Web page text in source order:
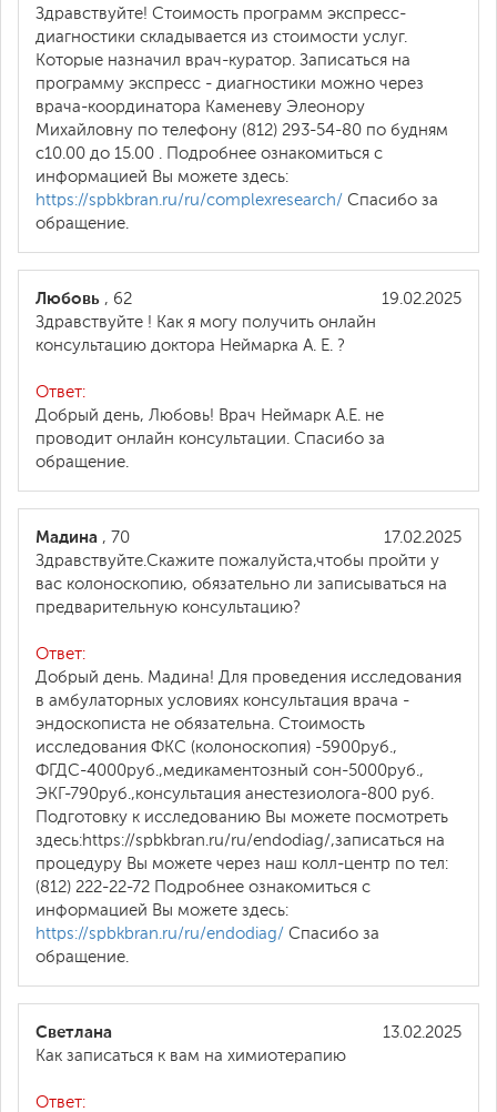
Здравствуйте! Стоимость программ экспресс-
диагностики складывается из стоимости услуг.
Которые назначил врач-куратор. Записаться на
программу экспресс - диагностики можно через
врача-координатора Каменеву Элеонору
Михайловну по телефону (812) 293-54-80 по будням
с10.00 до 15.00 . Подробнее ознакомиться с
информацией Вы можете здесь:
https://spbkbran.ru/ru/complexresearch/ Спасибо за
обращение.
19.02.2025
Любовь , 62
Здравствуйте ! Как я могу получить онлайн
консультацию доктора Неймарка А. Е. ?
Ответ:
Добрый день, Любовь! Врач Неймарк А.Е. не
проводит онлайн консультации. Спасибо за
обращение.
17.02.2025
Мадина , 70
Здравствуйте.Скажите пожалуйста,чтобы пройти у
вас колоноскопию, обязательно ли записываться на
предварительную консультацию?
Ответ:
Добрый день. Мадина! Для проведения исследования
в амбулаторных условиях консультация врача -
эндоскописта не обязательна. Стоимость
исследования ФКС (колоноскопия) -5900руб.,
ФГДС-4000руб.,медикаментозный сон-5000руб.,
ЭКГ-790руб.,консультация анестезиолога-800 руб.
Подготовку к исследованию Вы можете посмотреть
здесь:https://spbkbran.ru/ru/endodiag/,записаться на
процедуру Вы можете через наш колл-центр по тел:
(812) 222-22-72 Подробнее ознакомиться с
информацией Вы можете здесь:
https://spbkbran.ru/ru/endodiag/ Спасибо за
обращение.
13.02.2025
Светлана
Как записаться к вам на химиотерапию
Ответ: